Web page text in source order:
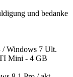
und bedanke
Windows 7 Ult.
Mini - 4 GB